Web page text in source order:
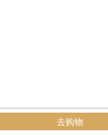
去购物